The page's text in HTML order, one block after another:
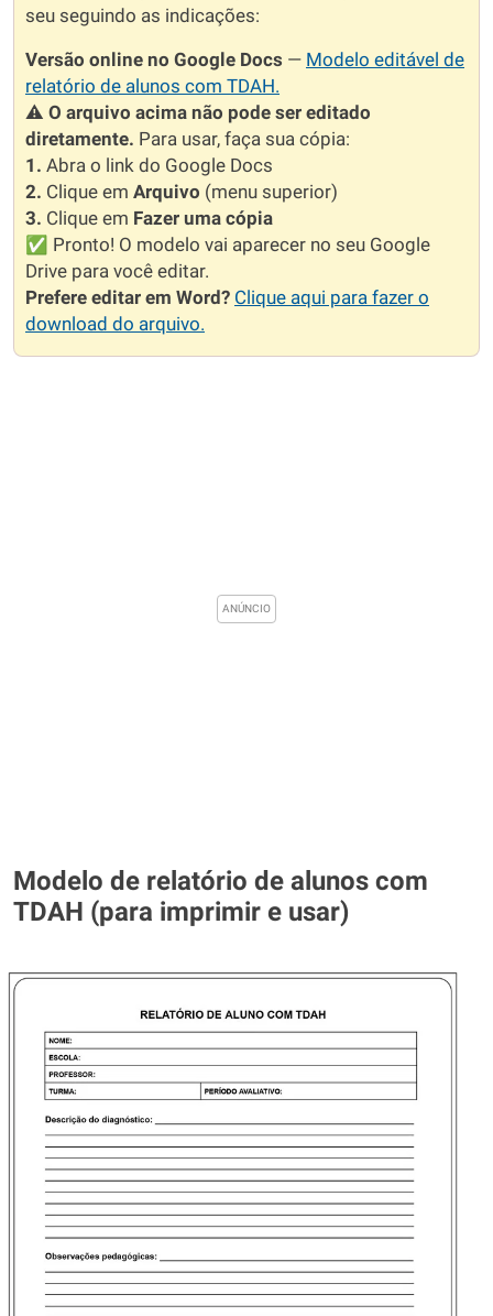
seu seguindo as indicações:
Versão online no Google Docs — Modelo editável de
relatório de alunos com TDAH.
⚠️ O arquivo acima não pode ser editado
diretamente. Para usar, faça sua cópia:
1. Abra o link do Google Docs
2. Clique em Arquivo (menu superior)
3. Clique em Fazer uma cópia
✅ Pronto! O modelo vai aparecer no seu Google
Drive para você editar.
Prefere editar em Word? Clique aqui para fazer o
download do arquivo.
Modelo de relatório de alunos com
TDAH (para imprimir e usar)